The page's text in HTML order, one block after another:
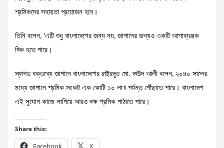
শ্রমিকদের সহায়তা প্রয়োজন হবে।
তিনি বলেন, ‘এটি শুধু বাংলাদেশের জন্য নয়, জাপানের জন্যও একটি আশাব্যঞ্জক
দিক হতে পারে।
স্বাগত বক্তব্যে জাপানে বাংলাদেশের রাষ্ট্রদূত মো. দাউদ আলী বলেন, ২০৪০ সালের
মধ্যে জাপানে শ্রমিক সংকট এক কোটি ১০ লাখ পর্যন্ত পৌঁছাতে পারে। বাংলাদেশ
এই সুযোগ কাজে লাগিয়ে আরও দক্ষ শ্রমিক পাঠাতে পারে।
Share this:
Facebook X